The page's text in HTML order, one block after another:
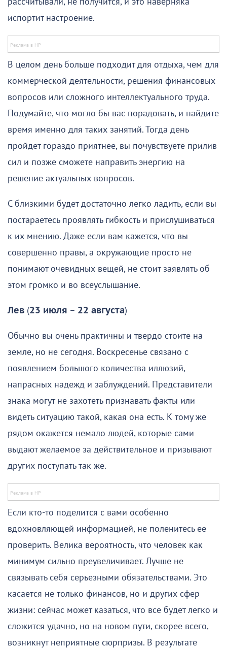
испортит настроение.
В целом день больше подходит для отдыха, чем для
коммерческой деятельности, решения финансовых
вопросов или сложного интеллектуального труда.
Подумайте, что могло бы вас порадовать, и найдите
время именно для таких занятий. Тогда день
пройдет гораздо приятнее, вы почувствуете прилив
сил и позже сможете направить энергию на
решение актуальных вопросов.
С близкими будет достаточно легко ладить, если вы
постараетесь проявлять гибкость и прислушиваться
к их мнению. Даже если вам кажется, что вы
совершенно правы, а окружающие просто не
понимают очевидных вещей, не стоит заявлять об
этом громко и во всеуслышание.
Лев (23 июля – 22 августа)
Обычно вы очень практичны и твердо стоите на
земле, но не сегодня. Воскресенье связано с
появлением большого количества иллюзий,
напрасных надежд и заблуждений. Представители
знака могут не захотеть признавать факты или
видеть ситуацию такой, какая она есть. К тому же
рядом окажется немало людей, которые сами
выдают желаемое за действительное и призывают
других поступать так же.
Если кто-то поделится с вами особенно
вдохновляющей информацией, не поленитесь ее
проверить. Велика вероятность, что человек как
минимум сильно преувеличивает. Лучше не
связывать себя серьезными обязательствами. Это
касается не только финансов, но и других сфер
жизни: сейчас может казаться, что все будет легко и
сложится удачно, но на новом пути, скорее всего,
возникнут неприятные сюрпризы. В результате